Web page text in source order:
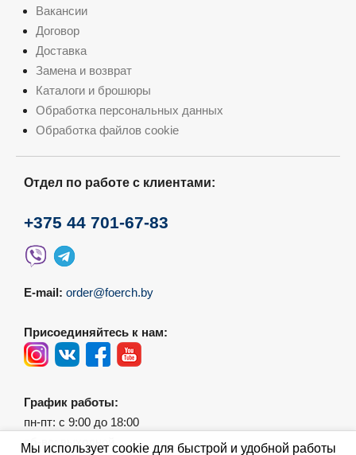
Вакансии
Договор
Доставка
Замена и возврат
Каталоги и брошюры
Обработка персональных данных
Обработка файлов cookie
Отдел по работе с клиентами:
+375 44 701-67-83
E-mail: order@foerch.by
Присоединяйтесь к нам:
График работы:
пн-пт: с 9:00 до 18:00
сб-вс: выходной
Мы использует cookie для быстрой и удобной работы